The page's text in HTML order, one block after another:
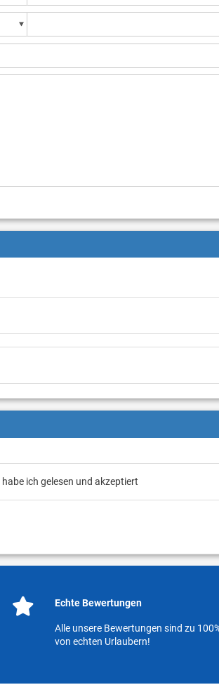
habe ich gelesen und akzeptiert
Echte Bewertungen
Alle unsere Bewertungen sind zu
von echten Urlaubern!